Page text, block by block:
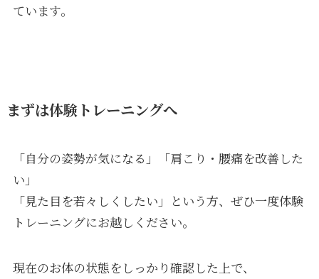
ています。
まずは体験トレーニングへ
「自分の姿勢が気になる」「肩こり・腰痛を改善した
い」
「見た目を若々しくしたい」という方、ぜひ一度体験
トレーニングにお越しください。
現在のお体の状態をしっかり確認した上で、